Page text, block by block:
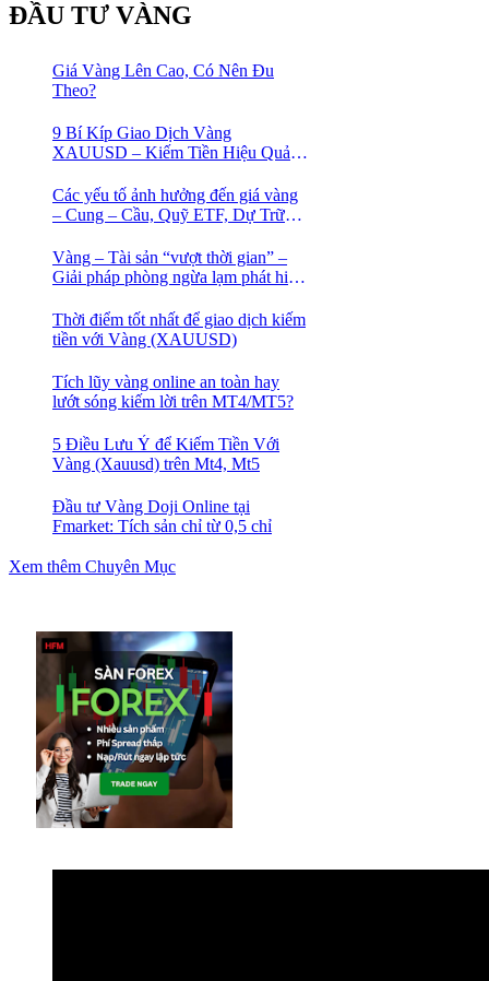
ĐẦU TƯ VÀNG
Giá Vàng Lên Cao, Có Nên Đu
Theo?
9 Bí Kíp Giao Dịch Vàng
XAUUSD – Kiếm Tiền Hiệu Quả
Các yếu tố ảnh hưởng đến giá vàng
– Cung – Cầu, Quỹ ETF, Dự Trữ
Vàng – Tài sản “vượt thời gian” –
Giải pháp phòng ngừa lạm phát hiệu
Thời điểm tốt nhất để giao dịch kiếm
tiền với Vàng (XAUUSD)
Tích lũy vàng online an toàn hay
lướt sóng kiếm lời trên MT4/MT5?
5 Điều Lưu Ý để Kiếm Tiền Với
Vàng (Xauusd) trên Mt4, Mt5
Đầu tư Vàng Doji Online tại
Fmarket: Tích sản chỉ từ 0,5 chỉ
Xem thêm Chuyên Mục